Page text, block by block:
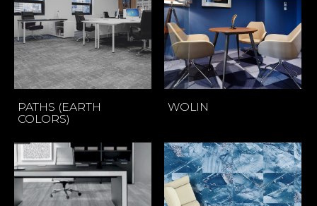
PATHS (EARTH
COLORS)
WOLIN